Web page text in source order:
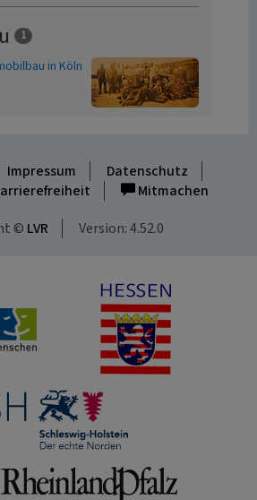
1
in Köln
Impressum
Datenschutz
Mitmachen
© LVR Version: 4.52.0